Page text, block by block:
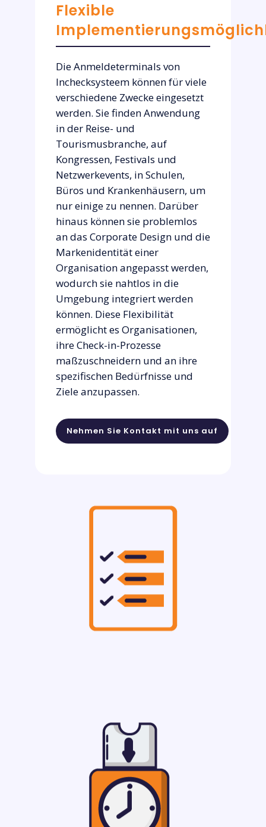
Flexible
Die Anmeldeterminals von
Inchecksysteem können für viele
verschiedene Zwecke eingesetzt
werden. Sie finden Anwendung
in der Reise- und
Tourismusbranche, auf
Kongressen, Festivals und
Netzwerkevents, in Schulen,
Büros und Krankenhäusern, um
nur einige zu nennen. Darüber
hinaus können sie problemlos
an das Corporate Design und die
Markenidentität einer
Organisation angepasst werden,
wodurch sie nahtlos in die
Umgebung integriert werden
können. Diese Flexibilität
ermöglicht es Organisationen,
ihre Check-in-Prozesse
maßzuschneidern und an ihre
spezifischen Bedürfnisse und
Ziele anzupassen.
Nehmen Sie Kontakt mit uns auf